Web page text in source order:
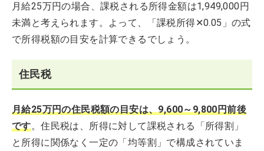
月給25万円の場合、課税される所得金額は1,949,000円
未満と考えられます。よって、「課税所得✕0.05」の式
で所得税額の目安を計算できるでしょう。
住民税
月給25万円の住民税額の目安は、9,600～9,800円前後
です。住民税は、所得に対して課税される「所得割」
と所得に関係なく一定の「均等割」で構成されていま